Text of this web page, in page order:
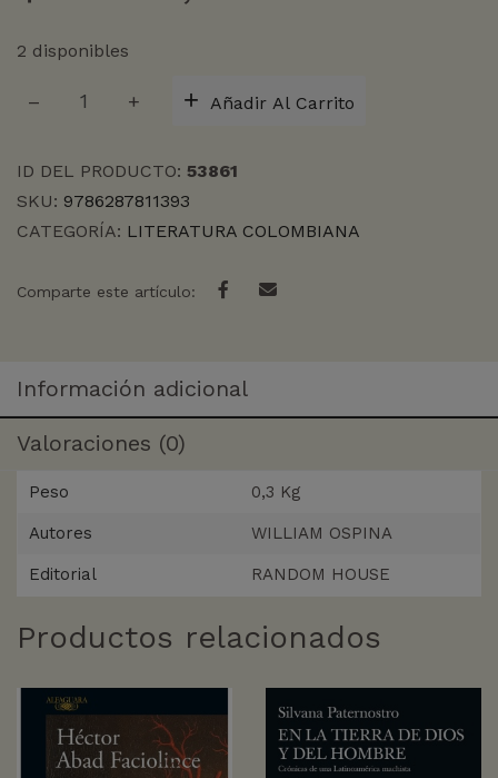
2 disponibles
EN
DE
LA
DIOSA,
cantidad
Añadir Al Carrito
ID DEL PRODUCTO: 53861
SKU: 9786287811393
CATEGORÍA: LITERATURA COLOMBIANA
Comparte este artículo:
Información adicional
Valoraciones (0)
Peso 0,3 Kg
Autores WILLIAM OSPINA
Editorial RANDOM HOUSE
Productos relacionados